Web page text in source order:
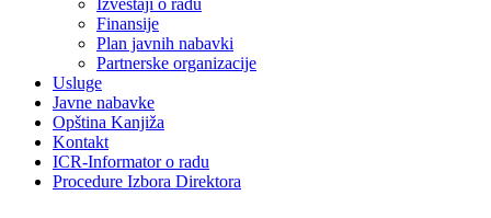
Izveštaji o radu
Finansije
Plan javnih nabavki
Partnerske organizacije
Usluge
Javne nabavke
Opština Kanjiža
Kontakt
ICR-Informator o radu
Procedure Izbora Direktora